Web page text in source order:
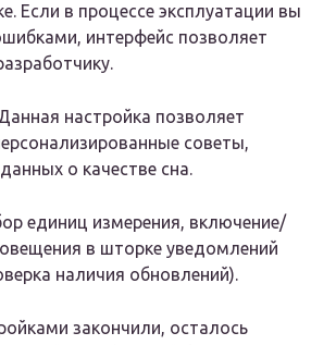
Если в процессе эксплуатации вы
интерфейс позволяет
настройка позволяет
советы,
о качестве сна.
единиц измерения, включение/
в шторке уведомлений
наличия обновлений).
закончили, осталось